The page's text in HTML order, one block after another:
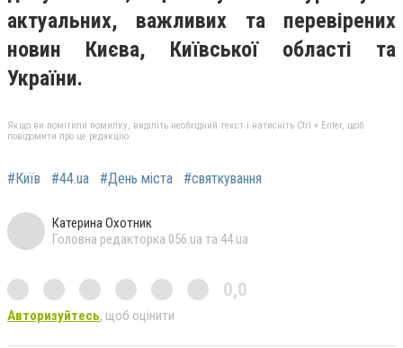
актуальних, важливих та перевірених
новин Києва, Київської області та
України.
Якщо ви помітили помилку, виділіть необхідний текст і натисніть Ctrl + Enter, щоб
повідомити про це редакцію
#Київ #44.ua #День міста #святкування
Катерина Охотник
Головна редакторка 056.ua та 44.ua
0,0
Авторизуйтесь, щоб оцінити